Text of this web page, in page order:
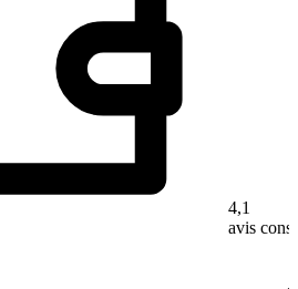
4,1
avis